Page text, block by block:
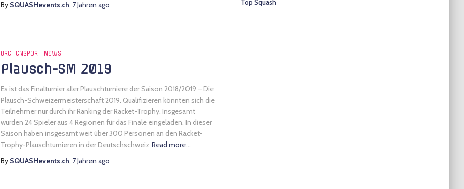
By SQUASHevents.ch, 7 Jahren ago
BREITENSPORT NEWS
Plausch-SM 2019
Es ist das Finalturnier aller Plauschturniere der Saison 2018/2019 – Die
Plausch-Schweizermeisterschaft 2019. Qualifizieren könnten sich die
Teilnehmer nur durch ihr Ranking der Racket-Trophy. Insgesamt
wurden 24 Spieler aus 4 Regionen für das Finale eingeladen. In dieser
Saison haben insgesamt weit über 300 Personen an den Racket-
Trophy-Plauschturnieren in der Deutschschweiz Read more…
By SQUASHevents.ch, 7 Jahren ago
Top Squash